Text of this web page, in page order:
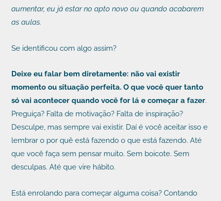
aumentar, eu já estar no apto novo ou quando acabarem
as aulas.
Se identificou com algo assim?
Deixe eu falar bem diretamente: não vai existir
momento ou situação perfeita. O que você quer tanto
só vai acontecer quando você for lá e começar a fazer.
Preguiça? Falta de motivação? Falta de inspiração?
Desculpe, mas sempre vai existir. Daí é você aceitar isso e
lembrar o por quê está fazendo o que está fazendo. Até
que você faça sem pensar muito. Sem boicote. Sem
desculpas. Até que vire hábito.
Está enrolando para começar alguma coisa? Contando